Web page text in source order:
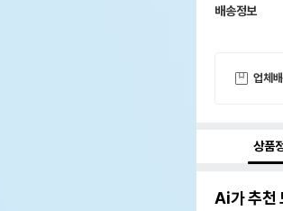
배송정보
업체
상품
Ai가 추천